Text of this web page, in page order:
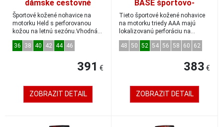
dámske cestovné
kožené nohavice
čierna/biela
Športové kožené nohavice na
motorku Held s perforovanou
kožou na letnú sezónu.Vhodná
kombinácia so š...
36
38 40 42 44 46
391 €
ZOBRAZIT DETAIL
BASE športovo-
turistické kožené
nohavice čierne/fluo-
červené veľkosť 52
Tieto športové kožené nohavice
na motorku triedy AAA majú
lokalizovanú perforáciu na
vetranie a širo...
48
50 52 54 56 58 60 62
383 €
ZOBRAZIT DETAIL